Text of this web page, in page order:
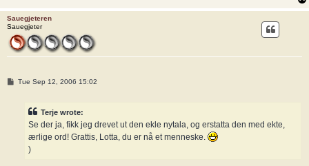
Sauegjeteren
Sauegjeter
PTue Sep 12, 2006 15:02
Terje wrote:
Se der ja, fikk jeg drevet ut den ekle nytala, og erstatta den med ekte,
ærlige ord! Grattis, Lotta, du er nå et menneske.
)